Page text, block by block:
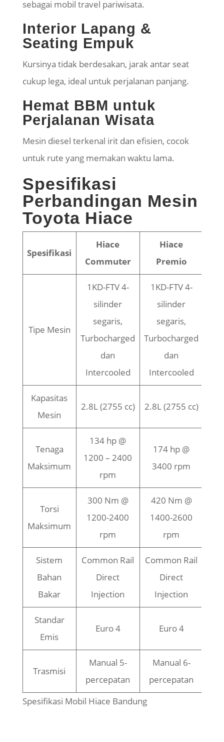
sebagai mobil travel pariwisata.
Interior Lapang &
Seating Empuk
Kursinya tidak berdesakan, jarak antar seat
cukup lega, ideal untuk perjalanan panjang.
Hemat BBM untuk
Perjalanan Wisata
Mesin diesel terkenal irit dan efisien, cocok
untuk rute yang memakan waktu lama.
Spesifikasi
Perbandingan Mesin
Toyota Hiace
Spesifikasi
Hiace
Commuter
Hiace
Premio
Tipe Mesin
1KD-FTV 4-
silinder
segaris,
Turbocharged
dan
Intercooled
1KD-FTV 4-
silinder
segaris,
Turbocharged
dan
Intercooled
Kapasitas
Mesin
2.8L (2755 cc) 2.8L (2755 cc)
Tenaga
Maksimum
134 hp @
1200 – 2400
rpm
174 hp @
3400 rpm
Torsi
Maksimum
300 Nm @
1200-2400
rpm
420 Nm @
1400-2600
rpm
Sistem
Bahan
Bakar
Common Rail
Direct
Injection
Common Rail
Direct
Injection
Standar
Emis
Euro 4 Euro 4
Trasmisi
Manual 5-
percepatan
Manual 6-
percepatan
Spesifikasi Mobil Hiace Bandung